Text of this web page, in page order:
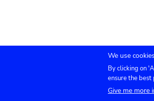
Submenu
Agenda
We use
By clicking on
ensure the best
Give me more